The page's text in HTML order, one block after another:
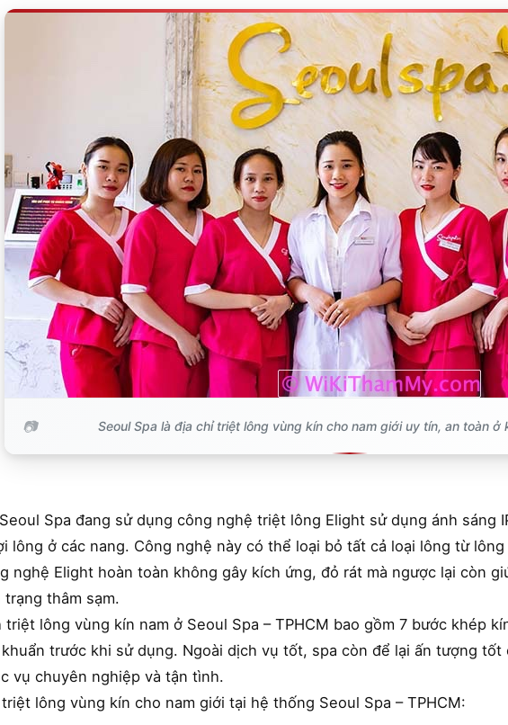
Seoul Spa là địa chỉ triệt lông vùng kín cho nam giới uy tín, an toàn ở
Spa đang sử dụng công nghệ triệt lông Elight sử dụng ánh sáng
lông ở các nang. Công nghệ này có thể loại bỏ tất cả loại lông từ
nghệ Elight hoàn toàn không gây kích ứng, đỏ rát mà ngược lại còn
trạng thâm sạm.
triệt lông vùng kín nam ở Seoul Spa – TPHCM bao gồm 7 bước khép
trước khi sử dụng. Ngoài dịch vụ tốt, spa còn để lại ấn tượng
vụ chuyên nghiệp và tận tình.
lông vùng kín cho nam giới tại hệ thống Seoul Spa – TPHCM: